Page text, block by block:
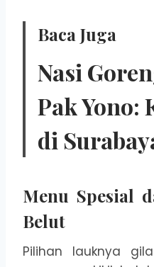
Baca Juga
Nasi
Pak Yono:
di
Menu Spesial
Belut
Pilihan lauknya